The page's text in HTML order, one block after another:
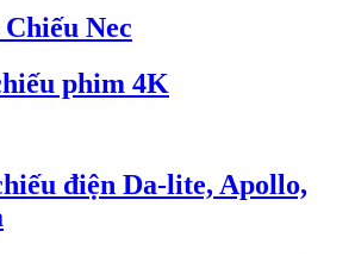
Nec
phim 4K
điện Da-lite, Apollo,